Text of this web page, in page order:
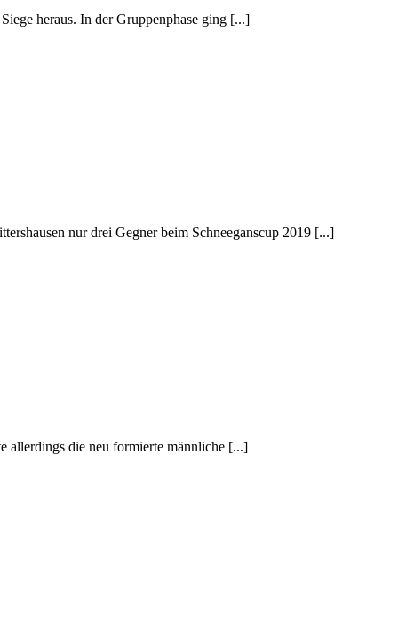
heraus. In der Gruppenphase ging [...]
nur drei Gegner beim Schneeganscup 2019 [...]
allerdings die neu formierte männliche [...]